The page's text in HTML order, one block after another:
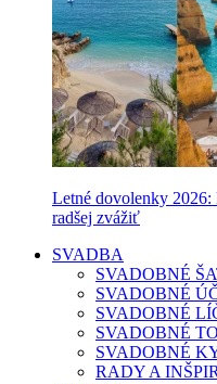
Letné dovolenky 2026:
radšej zvážiť
SVADBA
SVADOBNÉ
SVADOBNÉ
SVADOBNÉ
SVADOBNÉ
SVADOBNÉ
RADY A